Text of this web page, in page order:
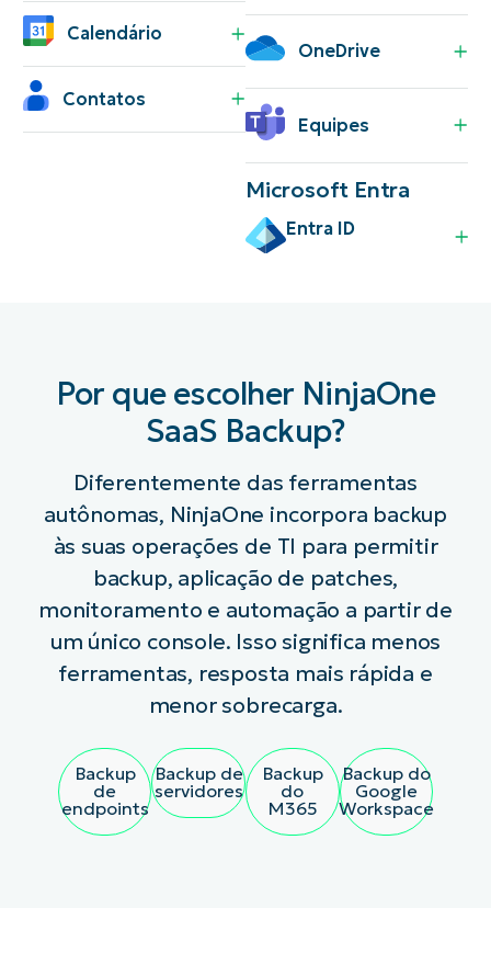
Calendário
Contatos
OneDrive
Equipes
Microsoft Entra
Entra ID
Por que escolher NinjaOne
SaaS Backup?
Diferentemente das ferramentas
autônomas, NinjaOne incorpora backup
às suas operações de TI para permitir
backup, aplicação de patches,
monitoramento e automação a partir de
um único console. Isso significa menos
ferramentas, resposta mais rápida e
menor sobrecarga.
Backup
de
endpoints
Backup de
servidores
Backup
do
M365
Backup do
Google
Workspace